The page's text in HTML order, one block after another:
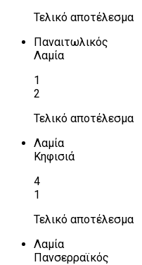
Τελικό αποτέλεσμα
Παναιτωλικός
Λαμία
1
2
Τελικό αποτέλεσμα
Λαμία
Κηφισιά
4
1
Τελικό αποτέλεσμα
Λαμία
Πανσερραϊκός